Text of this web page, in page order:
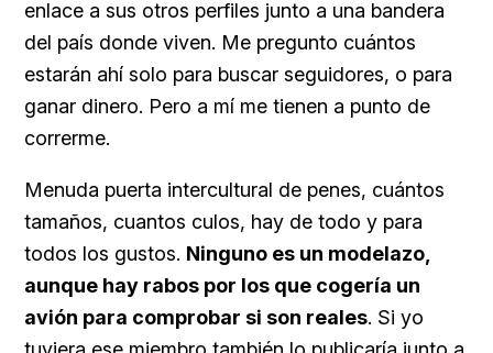
enlace a sus otros perfiles junto a una bandera
del país donde viven. Me pregunto cuántos
estarán ahí solo para buscar seguidores, o para
ganar dinero. Pero a mí me tienen a punto de
correrme.
Menuda puerta intercultural de penes, cuántos
tamaños, cuantos culos, hay de todo y para
todos los gustos. Ninguno es un modelazo,
aunque hay rabos por los que cogería un
avión para comprobar si son reales. Si yo